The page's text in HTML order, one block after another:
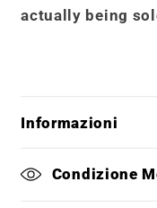
actually being
Informazioni
Condizione